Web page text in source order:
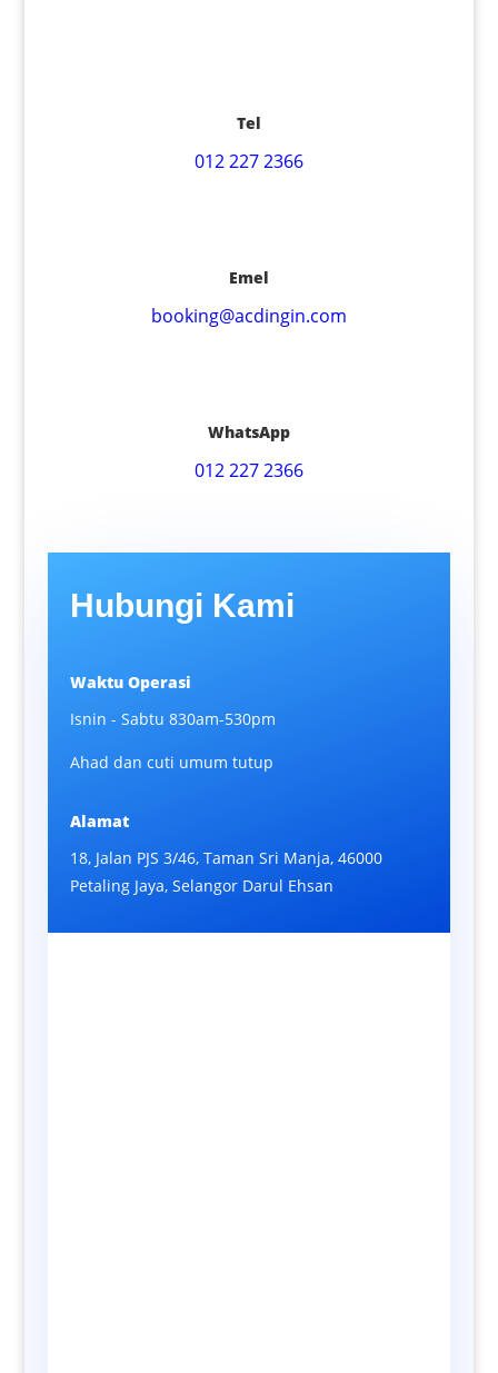
Tel
012 227 2366
Emel
booking@acdingin.com
WhatsApp
012 227 2366
Hubungi Kami
Waktu Operasi
Isnin - Sabtu 830am-530pm
Ahad dan cuti umum tutup
Alamat
18, Jalan PJS 3/46, Taman Sri Manja, 46000
Petaling Jaya, Selangor Darul Ehsan